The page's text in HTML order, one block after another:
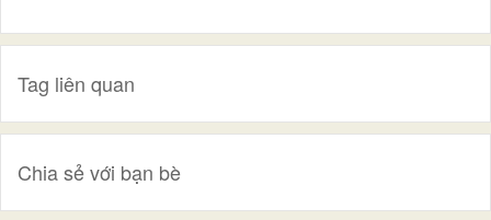
Tag liên quan
Chia sẻ với bạn bè